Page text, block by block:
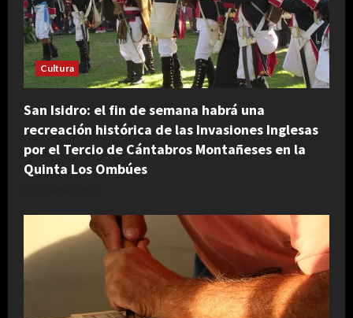
Cultura
San Isidro: el fin de semana habrá una
recreación histórica de las Invasiones Inglesas
por el Tercio de Cántabros Montañeses en la
Quinta Los Ombúes